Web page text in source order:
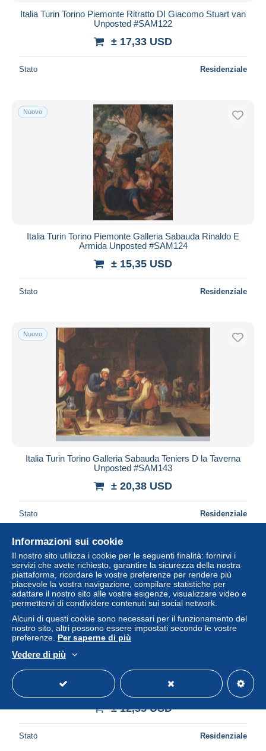
Italia Turin Torino Piemonte Ritratto DI Giacomo Stuart van
Unposted #SAM122
± 17,33 USD
Stato Residenziale
Nuovo
Italia Turin Torino Piemonte Galleria Sabauda Rinaldo E
Armida Unposted #SAM124
± 15,35 USD
Stato Residenziale
Nuovo
Italia Turin Torino Galleria Sabauda Teniers D la Taverna
Unposted #SAM143
± 20,38 USD
Stato Residenziale
Nuovo
Italia Torino Galleria Sabauda Jan Brueghel Spiaggia
Marina Unposted #SAM142
± 12,35 USD
Stato Residenziale
Informazioni sui cookie
Il nostro sito utilizza i cookie per le seguenti finalità: fornirvi i
servizi che avete richiesto, garantire la sicurezza della nostra
piattaforma, ricordare le vostre preferenze per rendere più
piacevole la vostra navigazione, compilare statistiche per
adattare il nostro sito alle vostre esigenze, visualizzare video e
permettervi di condividere contenuti sui social network.
Alcuni di questi cookie sono necessari per il funzionamento del
nostro sito, altri possono essere impostati secondo le vostre
preferenze. Per saperne di più
Vedere di più